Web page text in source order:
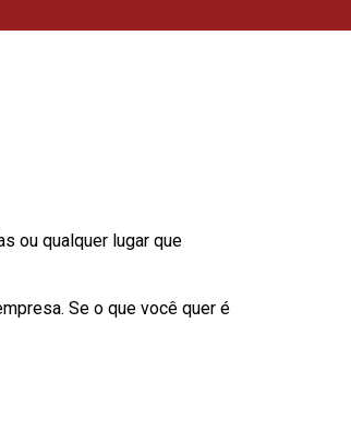
ou qualquer lugar que
Se o que você quer é